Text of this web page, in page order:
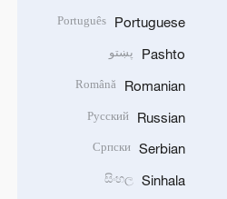
Portuguese
Português
Pashto پښتو
Romanian
Română
Russian
Русский
Serbian
Српски
Sinhala
සිංහල